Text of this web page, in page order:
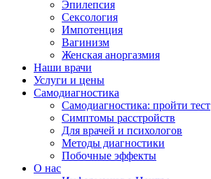
Эпилепсия
Сексология
Импотенция
Вагинизм
Женская аноргазмия
Наши врачи
Услуги и цены
Самодиагностика
Самодиагностика: пройти тест
Симптомы расстройств
Для врачей и психологов
Методы диагностики
Побочные эффекты
О нас